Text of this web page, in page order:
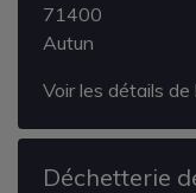
71400
Autun
Voir les détails de
Déchetterie